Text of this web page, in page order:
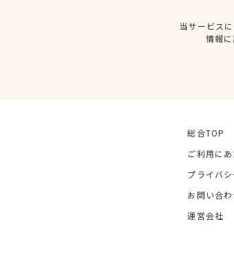
当サービス
情報
総合TOP
ご利用にあ
プライバ
お問い合わ
運営会社